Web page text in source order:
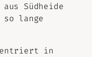
Südheide
so lange
in